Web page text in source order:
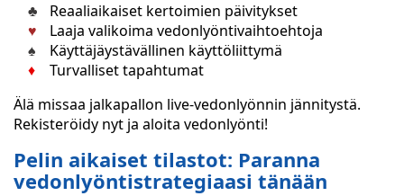
Reaaliaikaiset kertoimien päivitykset
Laaja valikoima vedonlyöntivaihtoehtoja
Käyttäjäystävällinen käyttöliittymä
Turvalliset tapahtumat
Älä missaa jalkapallon live-vedonlyönnin jännitystä.
Rekisteröidy nyt ja aloita vedonlyönti!
Pelin aikaiset tilastot: Paranna
vedonlyöntistrategiaasi tänään